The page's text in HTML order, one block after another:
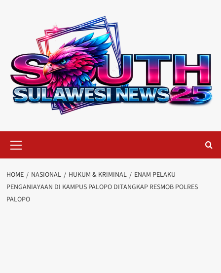
Menu
HOME NASIONAL HUKUM & KRIMINAL
ENAM PELAKU
PENGANIAYAAN DI KAMPUS PALOPO DITANGKAP RESMOB POLRES
PALOPO